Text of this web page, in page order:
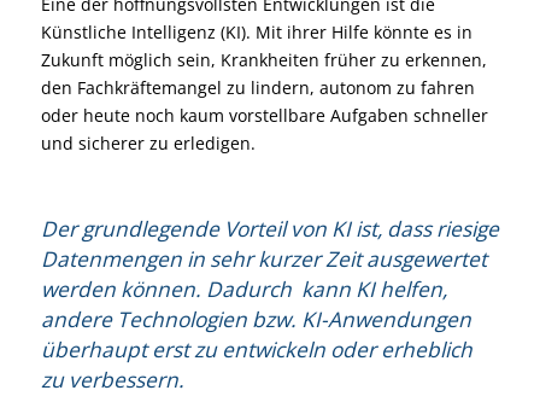
Eine der hoffnungsvollsten Entwicklungen ist die
Künstliche Intelligenz (KI). Mit ihrer Hilfe könnte es in
Zukunft möglich sein, Krankheiten früher zu erkennen,
den Fachkräftemangel zu lindern, autonom zu fahren
oder heute noch kaum vorstellbare Aufgaben schneller
und sicherer zu erledigen.
Der grundlegende Vorteil von KI ist, dass riesige
Datenmengen in sehr kurzer Zeit ausgewertet
werden können. Dadurch kann KI helfen,
andere Technologien bzw. KI-Anwendungen
überhaupt erst zu entwickeln oder erheblich
zu verbessern.